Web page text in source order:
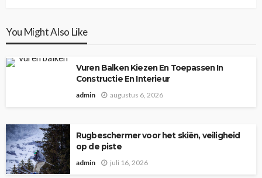
You Might Also Like
Vuren Balken Kiezen En Toepassen In
Constructie En Interieur
admin augustus 6, 2026
Rugbeschermer voor het skiën, veiligheid
op de piste
admin juli 16, 2026